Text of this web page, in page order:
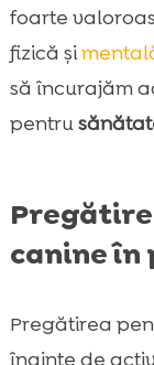
foarte
fizică și
să încurajăm
pentru
canine în
Pregătirea
înainte de